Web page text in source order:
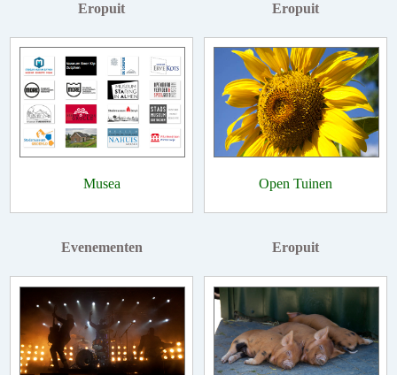
Eropuit
Musea
Eropuit
Open Tuinen
Evenementen Eropuit